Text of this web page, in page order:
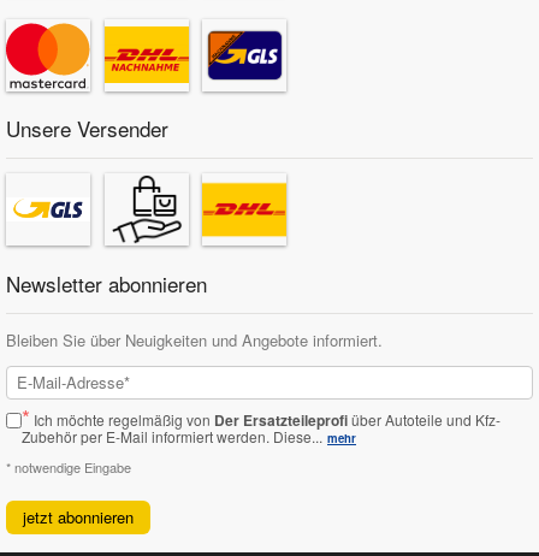
Unsere Versender
Newsletter abonnieren
Bleiben Sie über Neuigkeiten und Angebote informiert.
* Ich möchte regelmäßig von Der Ersatzteileprofiüber Autoteile und Kfz-
Zubehör per E-Mail informiert werden. Diese... mehr
* notwendige Eingabe
jetzt abonnieren